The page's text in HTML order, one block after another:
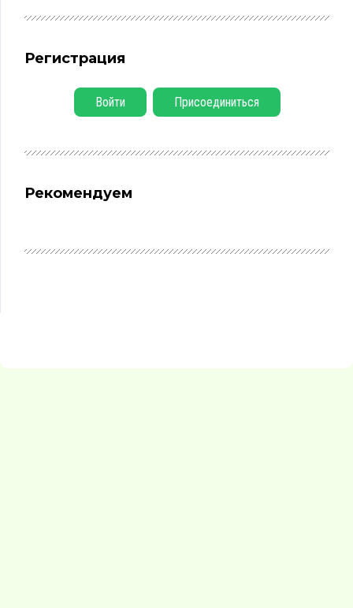
Регистрация
Войти Присоединиться
Рекомендуем